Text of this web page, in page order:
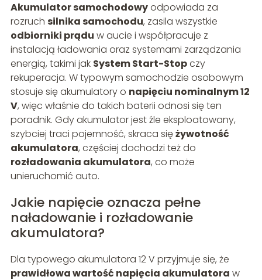
Akumulator samochodowyodpowiada za
rozruch silnika samochodu, zasila wszystkie
odbiorniki prądu w aucie i współpracuje z
instalacją ładowania oraz systemami zarządzania
energią, takimi jak System Start-Stopczy
rekuperacja. W typowym samochodzie osobowym
stosuje się akumulatory o napięciu nominalnym 12
V, więc właśnie do takich baterii odnosi się ten
poradnik. Gdy akumulator jest źle eksploatowany,
szybciej traci pojemność, skraca siężywotność
akumulatora, częściej dochodzi też do
rozładowania akumulatora, co może
unieruchomić auto.
Jakie napięcie oznacza pełne
naładowanie i rozładowanie
akumulatora?
Dla typowego akumulatora 12 V przyjmuje się, że
prawidłowa wartość napięcia akumulatora w